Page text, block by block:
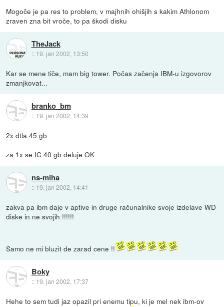
Mogoče je pa res to problem, v majhnih ohišjih s kakim Athlonom
zraven zna bit vroče, to pa škodi disku
TheJack
:: 19. jan 2002, 13:50
Kar se mene tiče, mam big tower. Počas začenja IBM-u izgovorov
zmanjkovat...
branko_bm
:: 19. jan 2002, 14:39
2x dtla 45 gb
za 1x se IC 40 gb deluje OK
ns-miha
:: 19. jan 2002, 14:41
zakva pa ibm daje v aptive in druge računalnike svoje izdelave WD
diske in ne svojih !!!!!!
Samo ne mi bluzit de zarad cene !!
Boky
:: 19. jan 2002, 17:37
Hehe to sem tudi jaz opazil pri enemu tipu, ki je mel nek ibm-ov